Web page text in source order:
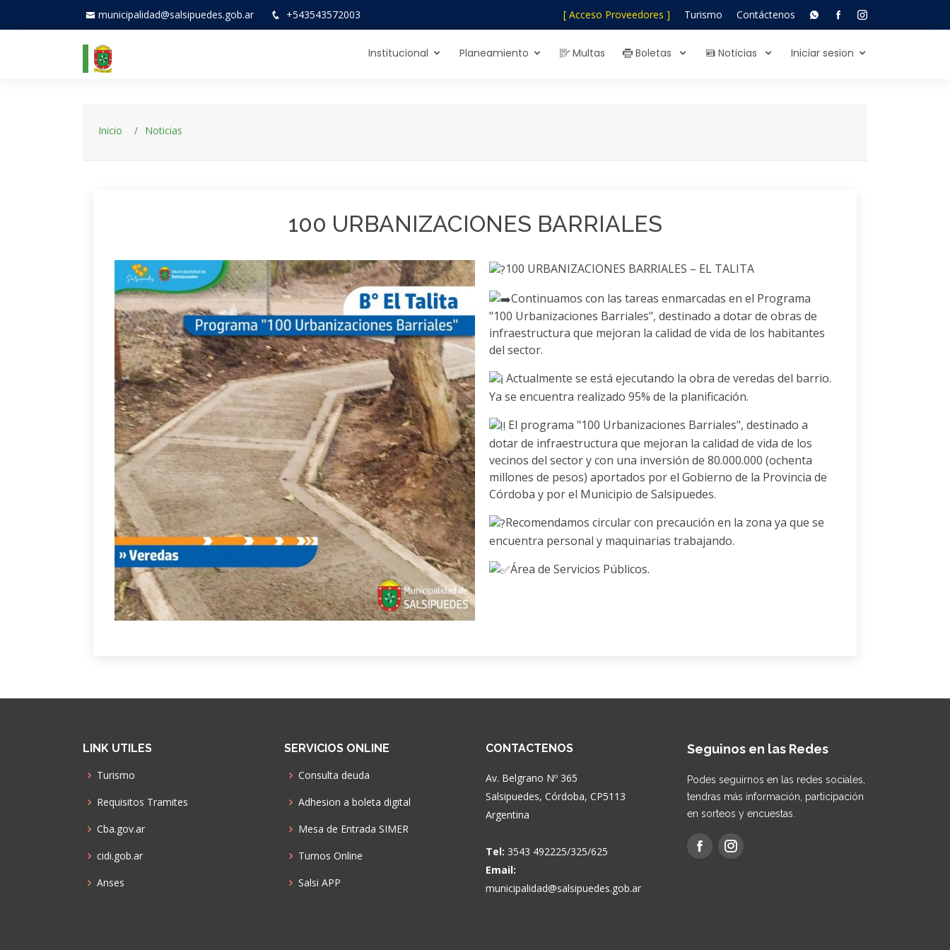
municipalidad@salsipuedes.gob.ar +543543572003 [ Acceso Proveedores ] Turismo Contáctenos
Institucional Planeamiento Multas Boletas Noticias Iniciar sesion
Inicio Noticias
100 URBANIZACIONES BARRIALES
100 URBANIZACIONES BARRIALES – EL TALITA
Continuamos con las tareas enmarcadas en el Programa
"100 Urbanizaciones Barriales", destinado a dotar de obras de
infraestructura que mejoran la calidad de vida de los habitantes
del sector.
Actualmente se está ejecutando la obra de veredas del barrio.
Ya se encuentra realizado 95% de la planificación.
El programa "100 Urbanizaciones Barriales", destinado a
dotar de infraestructura que mejoran la calidad de vida de los
vecinos del sector y con una inversión de 80.000.000 (ochenta
millones de pesos) aportados por el Gobierno de la Provincia de
Córdoba y por el Municipio de Salsipuedes.
Recomendamos circular con precaución en la zona ya que se
encuentra personal y maquinarias trabajando.
Área de Servicios Públicos.
LINK UTILES
Turismo
Requisitos Tramites
Cba.gov.ar
cidi.gob.ar
Anses
SERVICIOS ONLINE
Consulta deuda
Adhesion a boleta digital
Mesa de Entrada SIMER
Turnos Online
Salsi APP
CONTACTENOS
Av. Belgrano Nº 365
Salsipuedes, Córdoba, CP5113
Argentina
Tel: 3543 492225/325/625
Email:
municipalidad@salsipuedes.gob.ar
Seguinos en las Redes
Podes seguirnos en las redes sociales,
tendras más información, participación
en sorteos y encuestas.